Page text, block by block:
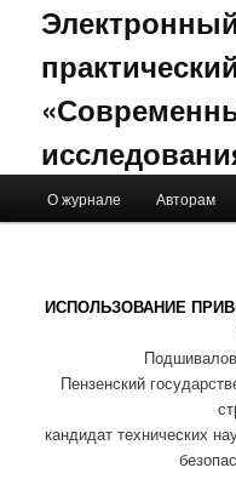
Skip to primary content
Skip to secondary content
О журнале Авторам
ИСПОЛЬЗОВАНИЕ
Пензенский
кандидат технических